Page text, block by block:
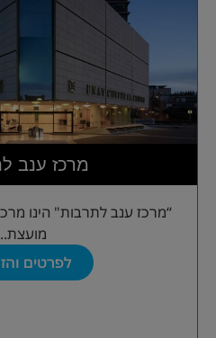
מרכז ענב
“מרכז ענב לתרבות" הינו
לפרטים